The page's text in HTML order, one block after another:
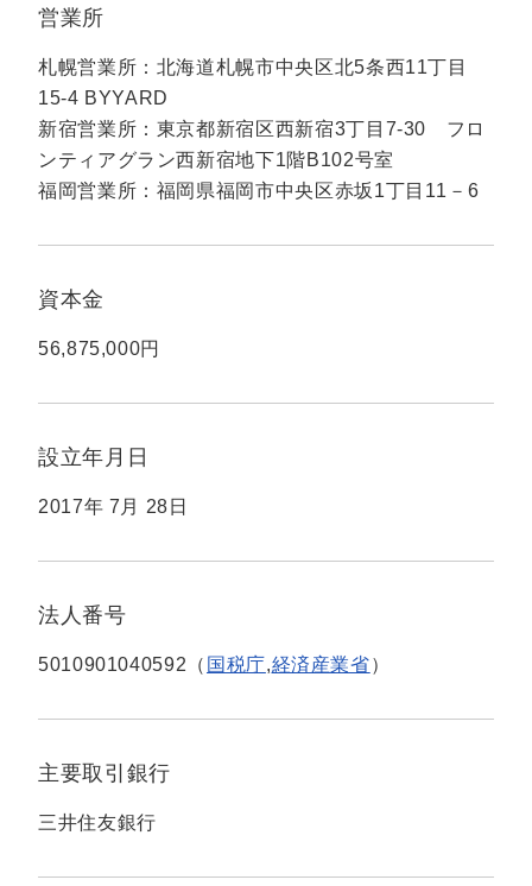
カスタマーサクセスマネージャー
常勤監査役
内部監査室長
募集要項一覧
営業所
札幌営業所：北海道札幌市中央区北5条西11丁目
15-4 BYYARD
新宿営業所：東京都新宿区西新宿3丁目7-30 フロ
ンティアグラン西新宿地下1階B102号室
福岡営業所：福岡県福岡市中央区赤坂1丁目11－6
資本金
56,875,000円
設立年月日
2017年 7月 28日
法人番号
5010901040592（ 国税庁,経済産業省）
主要取引銀行
三井住友銀行